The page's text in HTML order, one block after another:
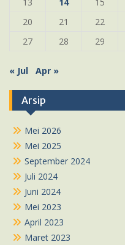
20
21 22
27
28 29
« Jul Apr »
Arsip
Mei 2026
Mei 2025
September 2024
Juli 2024
Juni 2024
Mei 2023
April 2023
Maret 2023